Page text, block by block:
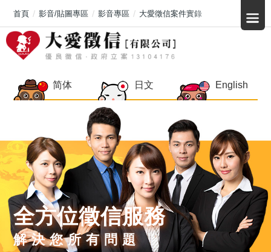
简体 日文 English
全方位徵信服務
解決您所有問題
首頁 影音/貼圖專區 影音專區 大愛徵信案件實錄